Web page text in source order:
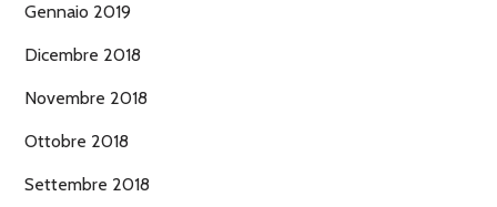
Gennaio 2019
Dicembre 2018
Novembre 2018
Ottobre 2018
Settembre 2018